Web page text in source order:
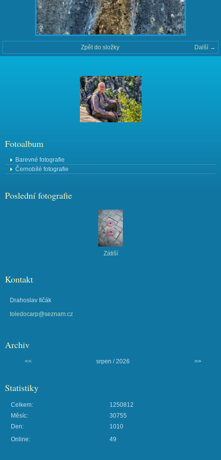
Další →
Zpět do složky
Fotoalbum
Barevné fotografie
Černobílé fotografie
Poslední fotografie
Zátiší
Kontakt
Drahoslav Ilčák
toledocarp@seznam.cz
Archiv
<< srpen / 2026 >>
Statistiky
Online: 49
Celkem:
1250812
Měsíc:
30755
Den:
1010